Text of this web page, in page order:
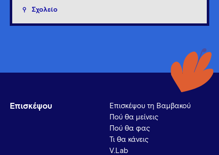
Σχολείο
Επισκέψου
Επισκέψου τη Βαμβακού
Πού θα μείνεις
Πού θα φας
Τι θα κάνεις
V.Lab